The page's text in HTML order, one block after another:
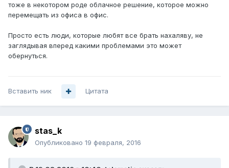
тоже в некотором роде облачное решение, которое можно
перемещать из офиса в офис.
Просто есть люди, которые любят все брать нахаляву, не
заглядывая вперед какими проблемами это может
обернуться.
Вставить ник Цитата
stas_k
Опубликовано 19 февраля, 2016